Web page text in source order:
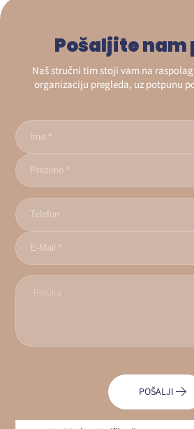
Pošaljite nam
Naš stručni tim stoji vam na
organizaciju pregleda, uz potpunu
POŠALJI